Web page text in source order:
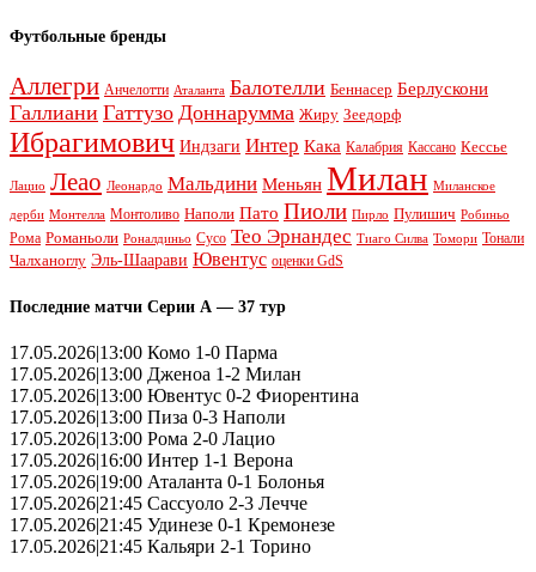
Футбольные бренды
Аллегри Анчелотти Аталанта Балотелли Беннасер Берлускони
Галлиани Гаттузо Доннарумма Жиру Зеедорф
Ибрагимович Индзаги Интер Кака Калабрия Кассано Кессье
Лацио Леао Леонардо Мальдини Меньян Милан Миланское
дерби Монтелла Монтоливо Наполи Пато Пиоли Пирло Пулишич Робиньо
Рома Романьоли Роналдиньо Сусо Тео Эрнандес Тиаго Силва Томори Тонали
Чалханоглу Эль-Шаарави Ювентус оценки GdS
Последние матчи Серии А — 37 тур
17.05.2026|13:00 Комо 1-0 Парма
17.05.2026|13:00 Дженоа 1-2 Милан
17.05.2026|13:00 Ювентус 0-2 Фиорентина
17.05.2026|13:00 Пиза 0-3 Наполи
17.05.2026|13:00 Рома 2-0 Лацио
17.05.2026|16:00 Интер 1-1 Верона
17.05.2026|19:00 Аталанта 0-1 Болонья
17.05.2026|21:45 Сассуоло 2-3 Лечче
17.05.2026|21:45 Удинезе 0-1 Кремонезе
17.05.2026|21:45 Кальяри 2-1 Торино